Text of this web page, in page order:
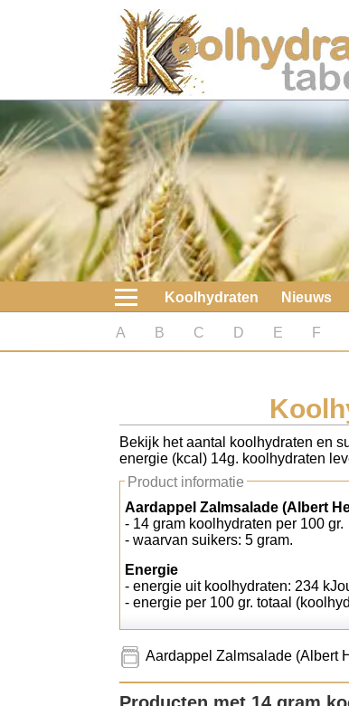
Koolhydraten
Nieuws
Koolhydraatarme diëten
Boeken
koolhydraatarme diëten
Diabetes test
Koolhydraten tellen
Koolhydraten Nieuws
A B C D E F
Bekijk het aantal koolhydraten en
energie (kcal) 14g. koolhydraten
Product informatie
Aardappel Zalmsalade (Albert
- 14 gram koolhydraten per 100 gr.
- waarvan suikers: 5 gram.
Energie
- energie uit koolhydraten: 234
- energie per 100 gr. totaal
Aardappel Zalmsalade (Albert